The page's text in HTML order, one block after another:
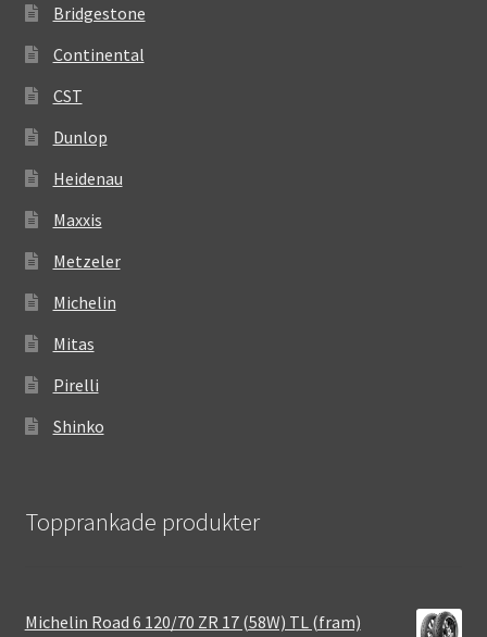
Bridgestone
Continental
CST
Dunlop
Heidenau
Maxxis
Metzeler
Michelin
Mitas
Pirelli
Shinko
Topprankade produkter
Michelin Road 6 120/70 ZR 17 (58W) TL (fram)